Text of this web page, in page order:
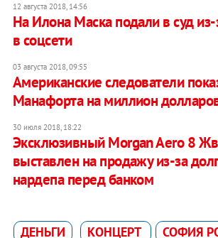
12 августа 2018, 14:56
На Илона Маска подали в суд
в соцсети
03 августа 2018, 09:55
Американские следователи
Манафорта на миллион
30 июля 2018, 18:22
Эксклюзивный Morgan Aero 8
выставлен на продажу из-за
нардепа перед банком
ДЕНЬГИ КОНЦЕРТ СОФИЯ